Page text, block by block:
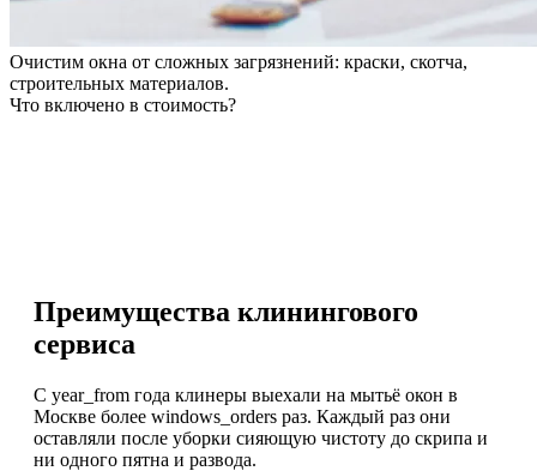
Очистим окна от сложных загрязнений: краски, скотча,
строительных материалов.
Что включено в стоимость?
Преимущества клинингового
сервиса
С year_from года клинеры выехали на мытьё окон в
Москве более windows_orders раз. Каждый раз они
оставляли после уборки сияющую чистоту до скрипа и
ни одного пятна и развода.